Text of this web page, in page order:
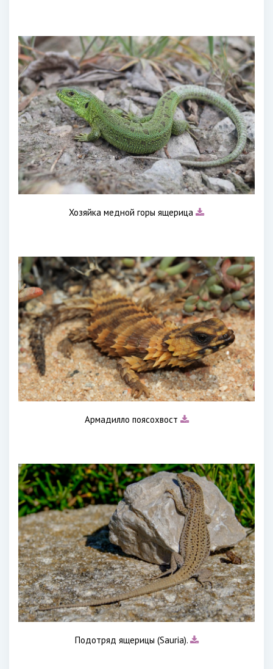
Хозяйка медной горы ящерица
Армадилло поясохвост
Подотряд ящерицы (Sauria).